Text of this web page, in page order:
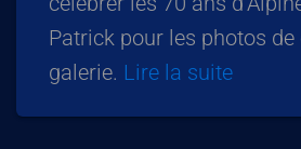
Patrick pour les photos
galerie. Lire la suite